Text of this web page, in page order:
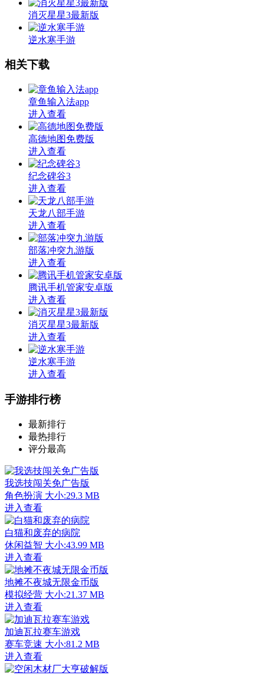
消灭星星3最新版
逆水寒手游
相关下载
章鱼输入法app
进入查看
高德地图免费版
进入查看
纪念碑谷3
进入查看
天龙八部手游
进入查看
部落冲突九游版
进入查看
腾讯手机管家安卓版
进入查看
消灭星星3最新版
进入查看
逆水寒手游
进入查看
手游排行榜
最新排行
最热排行
评分最高
我选技闯关免广告版
角色扮演 大小:29.3 MB
进入查看
白猫和废弃的病院
休闲益智 大小:43.99 MB
进入查看
地摊不夜城无限金币版
模拟经营 大小:21.37 MB
进入查看
加迪瓦拉赛车游戏
赛车竞速 大小:81.2 MB
进入查看